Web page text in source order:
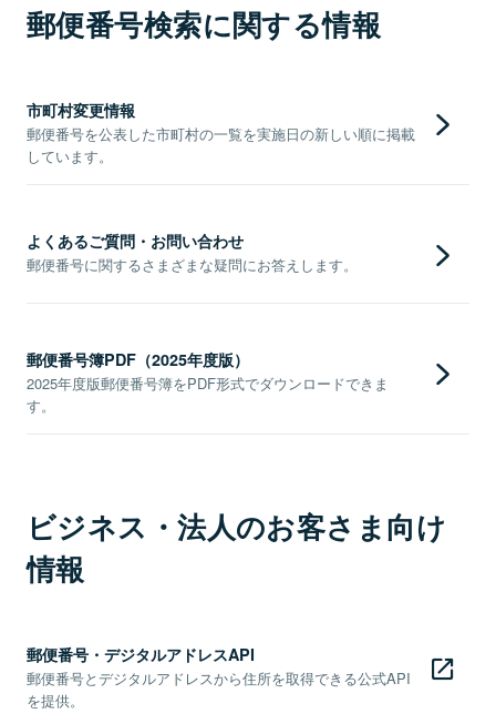
郵便番号検索に関する情報
市町村変更情報
郵便番号を公表した市町村の一覧を実施日の新しい順に掲載
しています。
よくあるご質問・お問い合わせ
郵便番号に関するさまざまな疑問にお答えします。
郵便番号簿PDF（2025年度版）
2025年度版郵便番号簿をPDF形式でダウンロードできま
す。
ビジネス・法人のお客さま向け
情報
郵便番号・デジタルアドレスAPI
郵便番号とデジタルアドレスから住所を取得できる公式API
を提供。